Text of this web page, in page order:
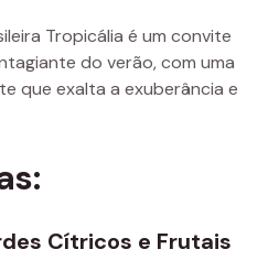
Tropicália é um convite
do verão, com uma
que exalta a exuberância e
Cítricos e Frutais